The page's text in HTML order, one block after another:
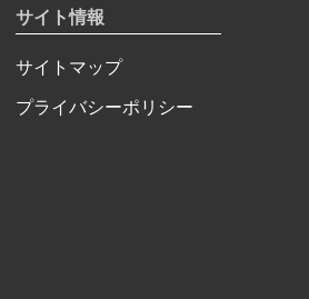
サイト情報
サイトマップ
プライバシーポリシー